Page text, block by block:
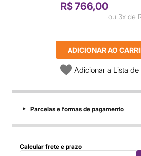
R$ 766,00
ou 3x de
ADICIONAR AO
Adicionar a Lista de
Parcelas e formas de pagamento
Calcular frete e prazo